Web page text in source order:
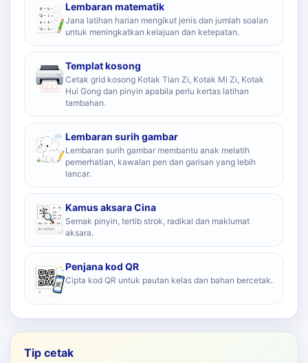
Lembaran matematik
Jana latihan harian mengikut jenis dan jumlah soalan
untuk meningkatkan kelajuan dan ketepatan.
Templat kosong
Cetak grid kosong Kotak Tian Zi, Kotak Mi Zi, Kotak
Hui Gong dan pinyin apabila perlu kertas latihan
tambahan.
Lembaran surih gambar
Lembaran surih gambar membantu anak melatih
pemerhatian, kawalan pen dan garisan yang lebih
lancar.
Kamus aksara Cina
Semak pinyin, tertib strok, radikal dan maklumat
aksara.
Penjana kod QR
Cipta kod QR untuk pautan kelas dan bahan bercetak.
Tip cetak